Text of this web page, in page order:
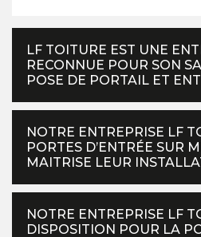
LF TOITURE EST UNE
RECONNUE POUR SON
POSE DE PORTAIL ET
NOTRE ENTREPRISE LF
PORTES D’ENTRÉE SUR
MAITRISE LEUR
NOTRE ENTREPRISE LF
DISPOSITION POUR LA